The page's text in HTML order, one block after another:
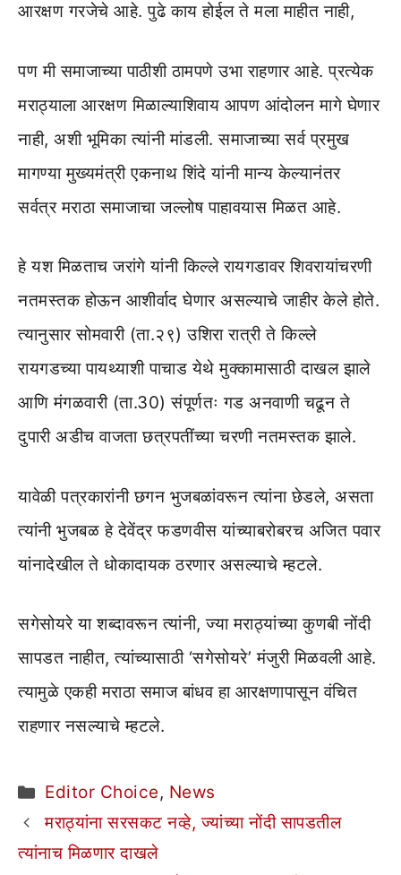
आरक्षण गरजेचे आहे. पुढे काय होईल ते मला माहीत नाही,
पण मी समाजाच्या पाठीशी ठामपणे उभा राहणार आहे. प्रत्येक
मराठ्याला आरक्षण मिळाल्याशिवाय आपण आंदोलन मागे घेणार
नाही, अशी भूमिका त्यांनी मांडली. समाजाच्या सर्व प्रमुख
मागण्या मुख्यमंत्री एकनाथ शिंदे यांनी मान्य केल्यानंतर
सर्वत्र मराठा समाजाचा जल्लोष पाहावयास मिळत आहे.
हे यश मिळताच जरांगे यांनी किल्ले रायगडावर शिवरायांचरणी
नतमस्तक होऊन आशीर्वाद घेणार असल्याचे जाहीर केले होते.
त्यानुसार सोमवारी (ता.२९) उशिरा रात्री ते किल्ले
रायगडच्या पायथ्याशी पाचाड येथे मुक्कामासाठी दाखल झाले
आणि मंगळवारी (ता.30) संपूर्णतः गड अनवाणी चढून ते
दुपारी अडीच वाजता छत्रपतींच्या चरणी नतमस्तक झाले.
यावेळी पत्रकारांनी छगन भुजबळांवरून त्यांना छेडले, असता
त्यांनी भुजबळ हे देवेंद्र फडणवीस यांच्याबरोबरच अजित पवार
यांनादेखील ते धोकादायक ठरणार असल्याचे म्हटले.
सगेसोयरे या शब्दावरून त्यांनी, ज्या मराठ्यांच्या कुणबी नोंदी
सापडत नाहीत, त्यांच्यासाठी ‘सगेसोयरे’ मंजुरी मिळवली आहे.
त्यामुळे एकही मराठा समाज बांधव हा आरक्षणापासून वंचित
राहणार नसल्याचे म्हटले.
Categories
Editor Choice, News
मराठ्यांना सरसकट नव्हे, ज्यांच्या नोंदी सापडतील
त्यांनाच मिळणार दाखले